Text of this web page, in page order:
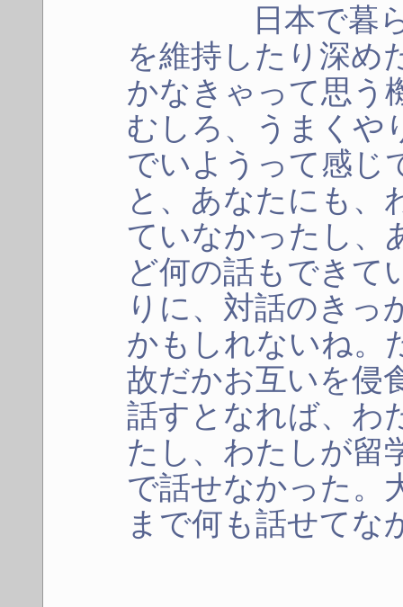
日本で暮らし
を維持したり深め
かなきゃって思う
むしろ、うまくや
でいようって感じ
と、あなたにも、
ていなかったし、
ど何の話もできて
りに、対話のきっ
かもしれないね。
故だかお互いを侵
話すとなれば、わ
たし、わたしが留
で話せなかった。
まで何も話せてな